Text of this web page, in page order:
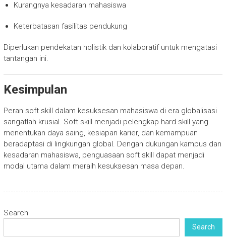
Kurangnya kesadaran mahasiswa
Keterbatasan fasilitas pendukung
Diperlukan pendekatan holistik dan kolaboratif untuk mengatasi
tantangan ini.
Kesimpulan
Peran soft skill dalam kesuksesan mahasiswa di era globalisasi
sangatlah krusial. Soft skill menjadi pelengkap hard skill yang
menentukan daya saing, kesiapan karier, dan kemampuan
beradaptasi di lingkungan global. Dengan dukungan kampus dan
kesadaran mahasiswa, penguasaan soft skill dapat menjadi
modal utama dalam meraih kesuksesan masa depan.
Search
Search